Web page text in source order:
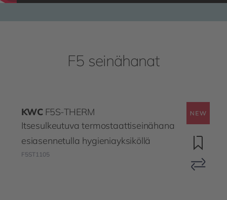
F5 seinähanat
KWC F5S-THERM
Itsesulkeutuva termostaattiseinähana
esiasennetulla hygieniayksiköllä
F5ST1105